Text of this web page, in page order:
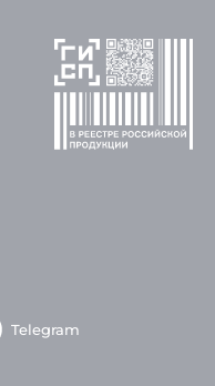
Telegram